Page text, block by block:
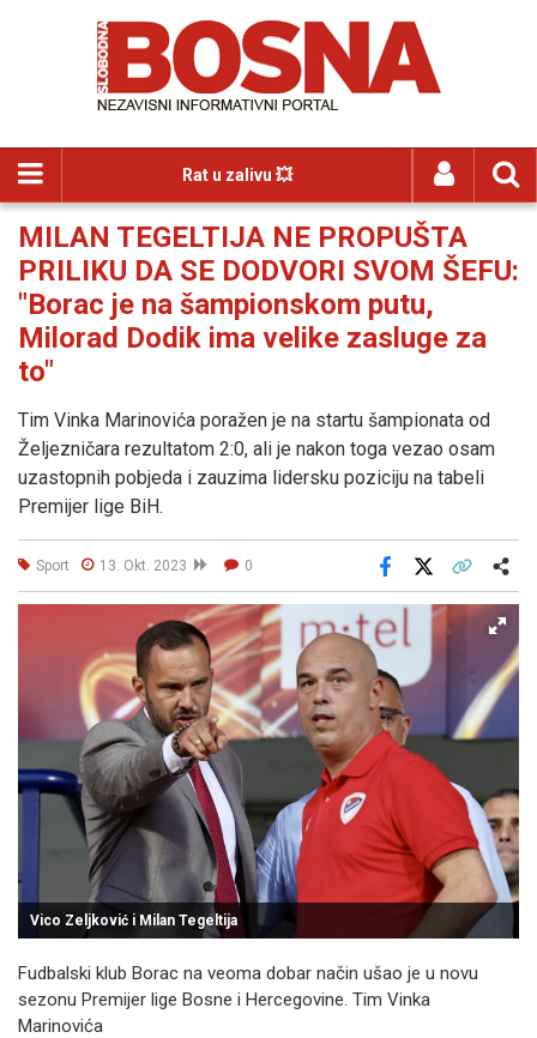
Rat u zalivu 💥
MILAN TEGELTIJA NE PROPUŠTA
PRILIKU DA SE DODVORI SVOM ŠEFU:
"Borac je na šampionskom putu,
Milorad Dodik ima velike zasluge za
to"
Tim Vinka Marinovića poražen je na startu šampionata od
Željezničara rezultatom 2:0, ali je nakon toga vezao osam
uzastopnih pobjeda i zauzima lidersku poziciju na tabeli
Premijer lige BiH.
Sport 13. Okt. 2023 0
Facebook
Vico Zeljković i Milan Tegeltija
Fudbalski klub Borac na veoma dobar način ušao je u novu
sezonu Premijer lige Bosne i Hercegovine. Tim Vinka
Marinovića